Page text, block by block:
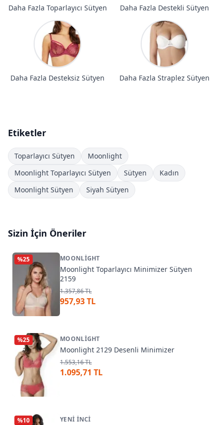
Daha Fazla Toparlayıcı Sütyen Daha Fazla Destekli Sütyen
Daha Fazla Desteksiz Sütyen Daha Fazla Straplez Sütyen
Etiketler
Toparlayıcı Sütyen
Moonlight
Moonlight Toparlayıcı Sütyen
Sütyen
Kadın
Moonlight Sütyen
Siyah Sütyen
Sizin İçin Öneriler
%25 MOONLIGHT
Moonlight Toparlayıcı Minimizer Sütyen
2159
1.357,86 TL
957,93 TL
%25 MOONLIGHT
Moonlight 2129 Desenli Minimizer
1.553,16 TL
1.095,71 TL
%10 YENI İNCI